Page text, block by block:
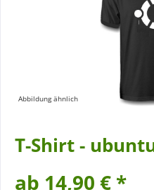
Abbildung ähnlich
T-Shirt -
ab 14,90 € *